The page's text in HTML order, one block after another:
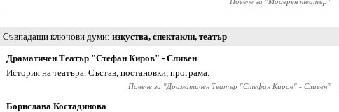
Съвпадащи ключови думи изкуства, спектакли, театър
Драматичен Театър "Стефан Киров" - Сливен
История на театъра. Състав, постановки, програма.
Повече за "Драматичен Театър "Стефан Киров" - Сливен"
Борислава Костадинова